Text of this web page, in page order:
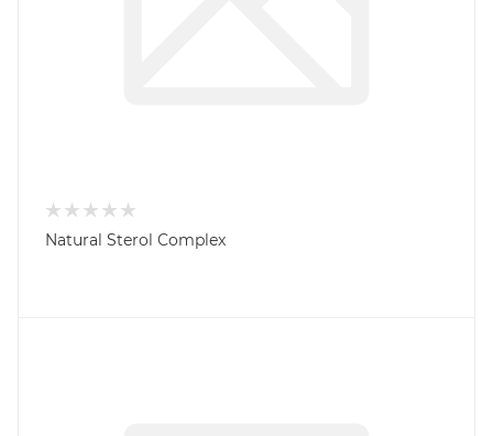
Natural Sterol Complex